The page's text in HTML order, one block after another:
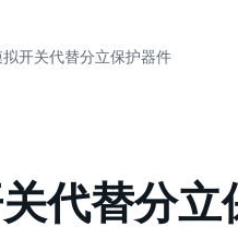
开关代替分立保护器件
代替分立